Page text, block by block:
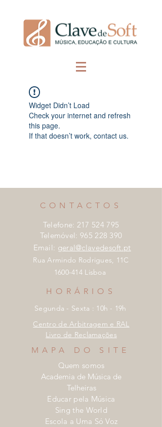
Widget Didn’t Load
Check your internet and refresh
this page.
If that doesn’t work, contact us.
CONTACTOS
Telefone: 217 524 795
Telemóvel: 965 228 390
Email: geral@clavedesoft.pt
Rua Armindo Rodrigues, 11C
1600-414 Lisboa
HORÁRIOS
Segunda - Sexta : 10h - 19h
Centro de Arbitragem e RAL
Livro de Reclamações
MAPA DO SITE
Quem somos
Academia de Música de
Telheiras
Educar pela Música
Sing the World
Escola a Uma Só Voz